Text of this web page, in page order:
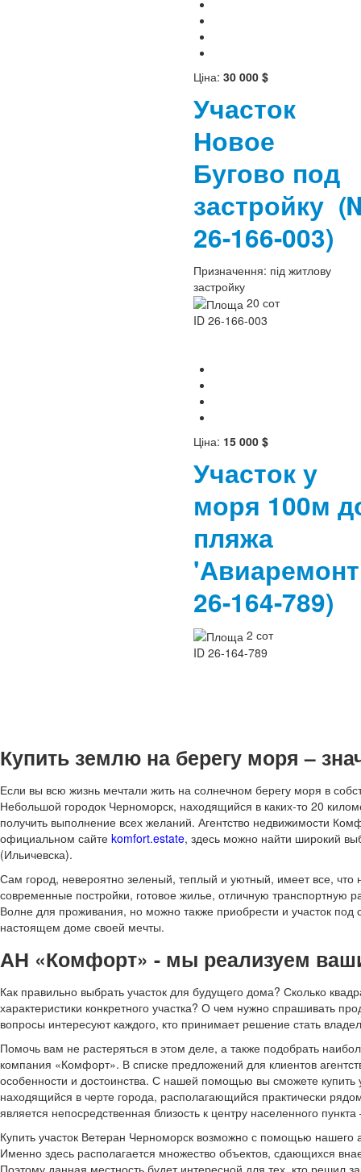
Ціна: 30 000 $
Участок
Новое
Бугово под
застройку
26-166-003)
Призначення: під житлову
застройку
20 сот
ID 26-166-003
Ціна: 15 000 $
Участок у
моря 100м
пляжа
26-164-789)
2 сот
ID 26-164-789
Купить землю на берегу моря –
Если вы всю жизнь мечтали жить на солнечном берегу моря в
Небольшой городок Черноморск, находящийся в каких-то 20
получить выполнение всех желаний. Агентство недвижимости
официальном сайте komfort.estate, здесь можно найти широкий
(Ильичевска).
Сам город, невероятно зеленый, теплый и уютный, имеет все,
современные постройки, готовое жилье, отличную транспортную
Волне для проживания, но можно также приобрести и участок под
настоящем доме своей мечты.
АН «Комфорт» - мы реализуем
Как правильно выбрать участок для будущего дома? Сколько
характеристики конкретного участка? О чем нужно спрашивать
вопросы интересуют каждого, кто принимает решение стать
Помочь вам не растеряться в этом деле, а также подобрать
компания «Комфорт». В списке предложений для клиентов
особенности и достоинства. С нашей помощью вы сможете купить
находящийся в черте города, располагающийся практически
является непосредственная близость к центру населенного
Купить участок Ветеран Черноморск возможно с помощью
Именно здесь располагается множество объектов, сдающихся